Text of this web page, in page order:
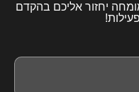
יחזור אליכם בהקדם